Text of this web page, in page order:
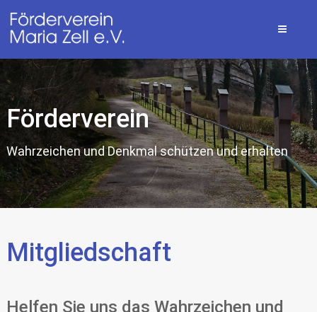
Förderverein
Wahrzeichen und Denkmal schützen und erhalten
Mitgliedschaft
Helfen Sie uns das Wahrzeichen und